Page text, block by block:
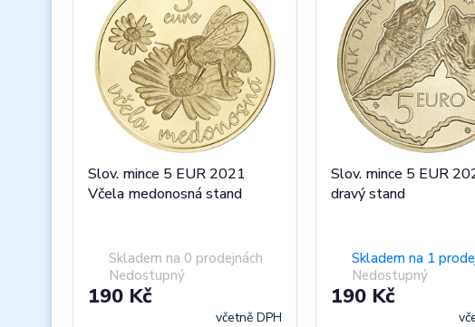
Slov. mince 5 EUR 2021
Včela medonosná stand
Skladem na 0 prodejnách
Nedostupný
190 Kč
včetně DPH
Slov. mince 5 EUR
dravý stand
Skladem na 1
Nedostupný
190 Kč